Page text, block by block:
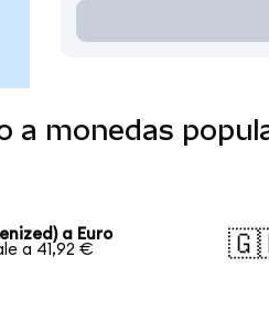
a monedas
a Euro
a 41,92 €